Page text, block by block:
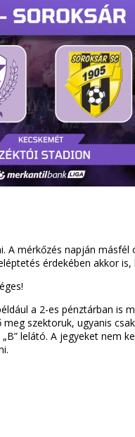
mérkőzés napján
érdekében akkor
a 2-es pénztárban is
szektoruk, ugyanis
lelátó. A jegyeket nem